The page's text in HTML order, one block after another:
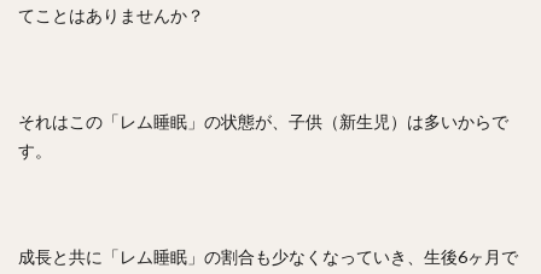
てことはありませんか？
それはこの「レム睡眠」の状態が、子供（新生児）は多いからで
す。
成長と共に「レム睡眠」の割合も少なくなっていき、生後6ヶ月で